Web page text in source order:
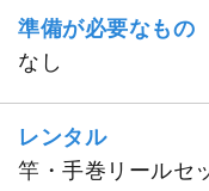
準備が必要なもの
なし
レンタル
竿・手巻リールセ